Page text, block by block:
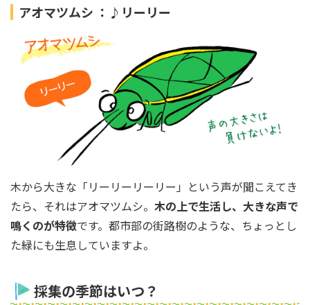
アオマツムシ ：♪リーリー
木から大きな「リーリーリーリー」という声が聞こえてき
たら、それはアオマツムシ。 木の上で生活し、大きな声で
鳴くのが特徴です。都市部の街路樹のような、ちょっとし
た緑にも生息していますよ。
採集の季節はいつ？